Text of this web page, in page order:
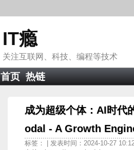
IT瘾
关注互联网、科技、编程等技术
首页 热链
成为超级个体：AI时代
odal - A Growth
标签：
| 发表时间：2024-10-27